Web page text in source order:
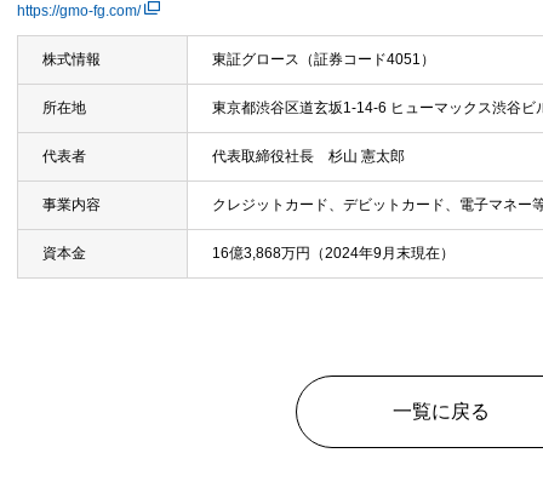
https://gmo-fg.com/
株式情報 東証グロース（証券コード4051）
所在地 東京都渋谷区道玄坂1-14-6 ヒューマックス渋谷ビ
代表者 代表取締役社長 杉山 憲太郎
事業内容 クレジットカード、デビットカード、電子マネー
資本金 16億3,868万円（2024年9月末現在）
一覧に戻る